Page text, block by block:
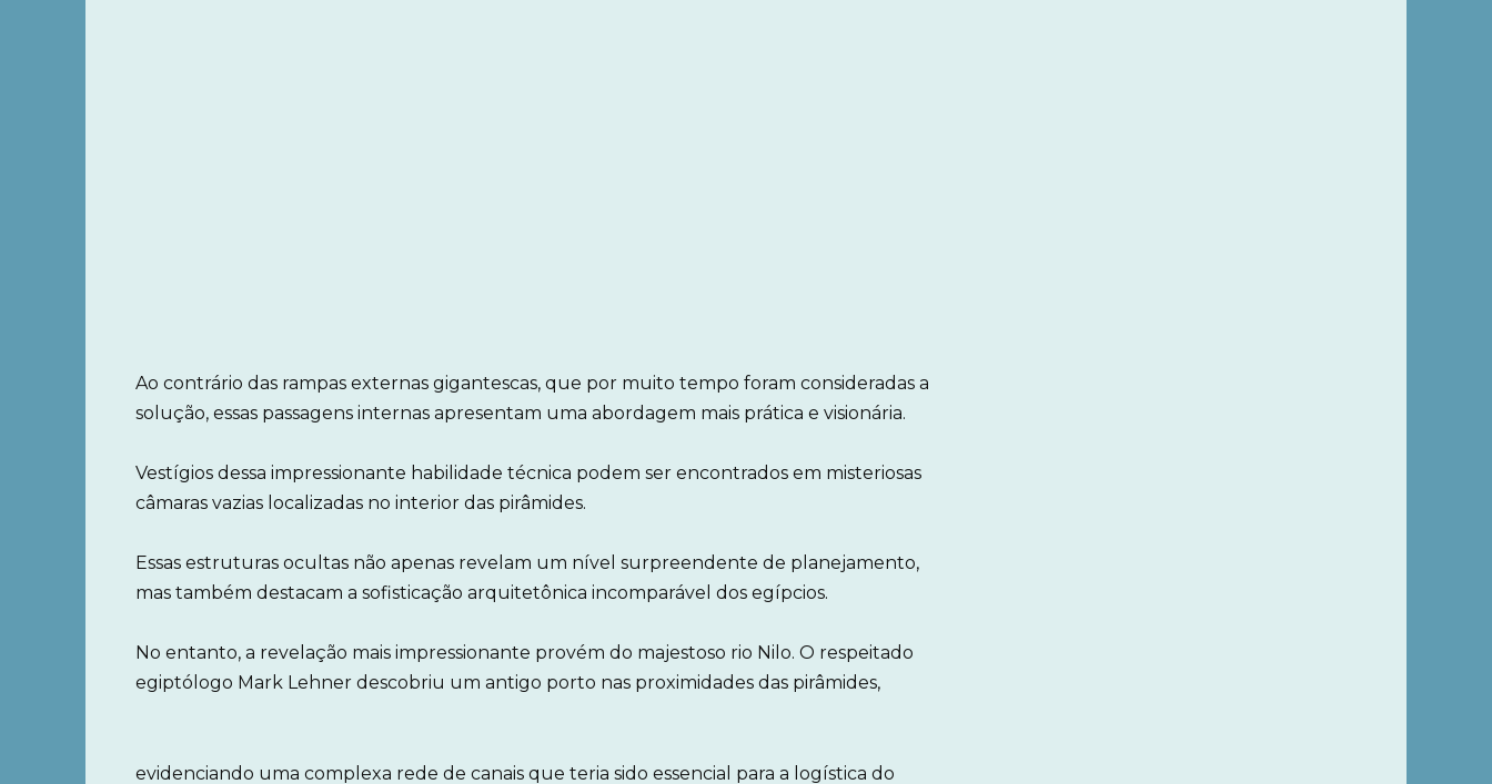
Ao contrário das rampas externas gigantescas, que por muito tempo foram consideradas a
solução, essas passagens internas apresentam uma abordagem mais prática e visionária.
Vestígios dessa impressionante habilidade técnica podem ser encontrados em misteriosas
câmaras vazias localizadas no interior das pirâmides.
Essas estruturas ocultas não apenas revelam um nível surpreendente de planejamento,
mas também destacam a sofisticação arquitetônica incomparável dos egípcios.
No entanto, a revelação mais impressionante provém do majestoso rio Nilo. O respeitado
egiptólogo Mark Lehner descobriu um antigo porto nas proximidades das pirâmides,
evidenciando uma complexa rede de canais que teria sido essencial para a logística do